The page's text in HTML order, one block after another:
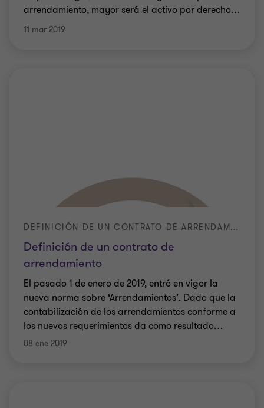
arrendamiento, mayor será el activo por derecho…
11 mar 2019
Definición de un contrato de
arrendamiento
DEFINICIÓN DE UN CONTRATO DE ARRENDAMIENTO
El pasado 1 de enero de 2019, entró en vigor la
nueva norma sobre ‘Arrendamientos’. Dado que la
contabilización de los arrendamientos conforme a
los nuevos requerimientos da como resultado…
08 ene 2019